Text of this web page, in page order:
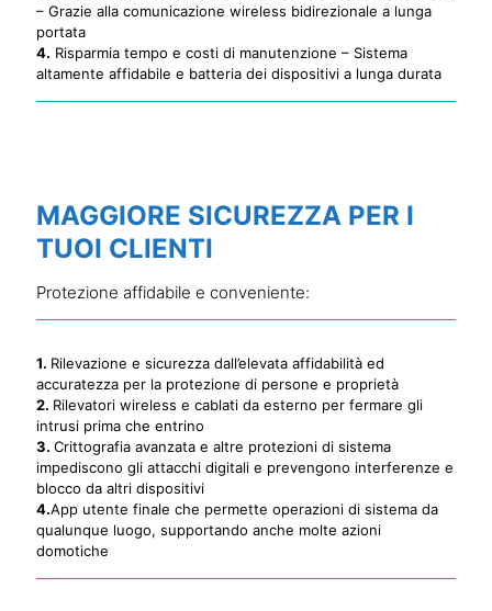
– Grazie alla comunicazione wireless bidirezionale a lunga
portata
4. Risparmia tempo e costi di manutenzione – Sistema
altamente affidabile e batteria dei dispositivi a lunga durata
MAGGIORE SICUREZZA PER I
TUOI CLIENTI
Protezione affidabile e conveniente:
1. Rilevazione e sicurezza dall’elevata affidabilità ed
accuratezza per la protezione di persone e proprietà
2. Rilevatori wireless e cablati da esterno per fermare gli
intrusi prima che entrino
3. Crittografia avanzata e altre protezioni di sistema
impediscono gli attacchi digitali e prevengono interferenze e
blocco da altri dispositivi
4.App utente finale che permette operazioni di sistema da
qualunque luogo, supportando anche molte azioni
domotiche